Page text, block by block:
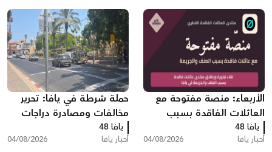
الأربعاء: منصة مفتوحة مع
العائلات الفاقدة بسبب
العنف والجريمة في يافا
يافا 48
أخبار يافا 04/08/2026
حملة شرطة في يافا: تحرير
مخالفات ومصادرة دراجات
كهربائية
يافا 48
أخبار يافا 04/08/2026